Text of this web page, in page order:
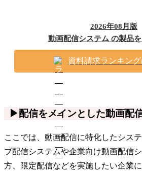
2026年08月版
動画配信システム の製品
資料請求ランキン
▶配信をメインとした動画配
ここでは、動画配信に特化したシス
ブ配信システムや企業向け動画配信
方、限定配信などを実施したい企業に